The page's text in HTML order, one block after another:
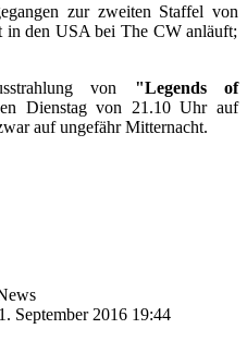
zur zweiten Staffel von
in den USA bei The CW anläuft;
von "Legends of
Dienstag von 21.10 Uhr auf
auf ungefähr Mitternacht.
September 2016 19:44